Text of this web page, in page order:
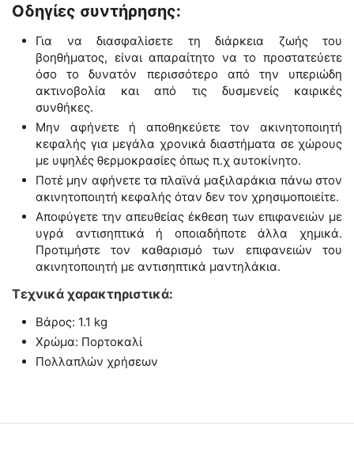
Οδηγίες συντήρησης:
Για να διασφαλίσετε τη διάρκεια ζωής του
βοηθήματος, είναι απαραίτητο να το προστατεύετε
όσο το δυνατόν περισσότερο από την υπεριώδη
ακτινοβολία και από τις δυσμενείς καιρικές
συνθήκες.
Μην αφήνετε ή αποθηκεύετε τον ακινητοποιητή
κεφαλής για μεγάλα χρονικά διαστήματα σε χώρους
με υψηλές θερμοκρασίες όπως π.χ αυτοκίνητο.
Ποτέ μην αφήνετε τα πλαϊνά μαξιλαράκια πάνω στον
ακινητοποιητή κεφαλής όταν δεν τον χρησιμοποιείτε.
Αποφύγετε την απευθείας έκθεση των επιφανειών με
υγρά αντισηπτικά ή οποιαδήποτε άλλα χημικά.
Προτιμήστε τον καθαρισμό των επιφανειών του
ακινητοποιητή με αντισηπτικά μαντηλάκια.
Τεχνικά χαρακτηριστικά:
Βάρος: 1.1 kg
Χρώμα: Πορτοκαλί
Πολλαπλών χρήσεων